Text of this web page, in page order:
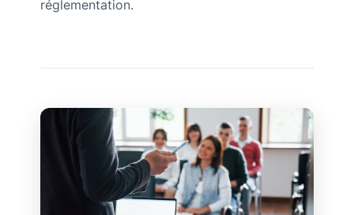
réglementation.